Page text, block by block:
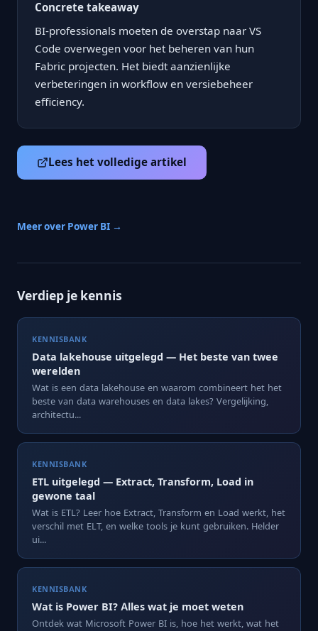
Concrete takeaway
BI-professionals moeten de overstap naar VS
Code overwegen voor het beheren van hun
Fabric projecten. Het biedt aanzienlijke
verbeteringen in workflow en versiebeheer
efficiency.
Lees het volledige artikel
Meer over Power BI →
Verdiep je kennis
KENNISBANK
Data lakehouse uitgelegd — Het beste van twee
werelden
Wat is een data lakehouse en waarom combineert het het
beste van data warehouses en data lakes? Vergelijking,
architectu...
KENNISBANK
ETL uitgelegd — Extract, Transform, Load in
gewone taal
Wat is ETL? Leer hoe Extract, Transform en Load werkt, het
verschil met ELT, en welke tools je kunt gebruiken. Helder
ui...
KENNISBANK
Wat is Power BI? Alles wat je moet weten
Ontdek wat Microsoft Power BI is, hoe het werkt, wat het